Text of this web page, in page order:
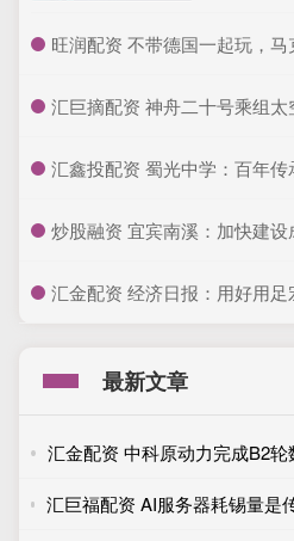
旺润配资 不带德国一起玩，马克龙访英打出中美牌，
汇巨摘配资 神舟二十号乘组太空两月纪实：多项科学
汇鑫投配资 蜀光中学：百年传承
炒股融资 宜宾南溪：加快建设成为川渝滇黔区
汇金配资 经济日报：用好用
最新文章